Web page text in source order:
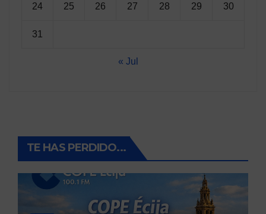
24 25 26 27 28 29 30
31
« Jul
TE HAS PERDIDO...